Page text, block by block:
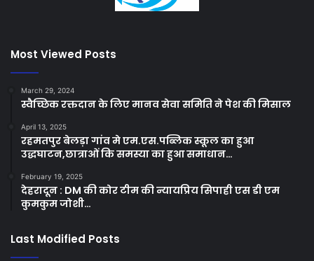
Most Viewed Posts
March 29, 2024
स्वैच्छिक रक्तदान के लिए मानव सेवा समिति ने पेश की मिसाल
April 13, 2025
रहमतपुर बेलड़ा गांव मे एम.एस.पब्लिक स्कूल का हुआ
उद्धघाटन,छात्राओं कि समस्या का हुआ समाधान…
February 19, 2025
देहरादून : DM की कोर टीम की न्यायप्रिय सिपाही एस डी एम
कुमकुम जोशी…
Last Modified Posts